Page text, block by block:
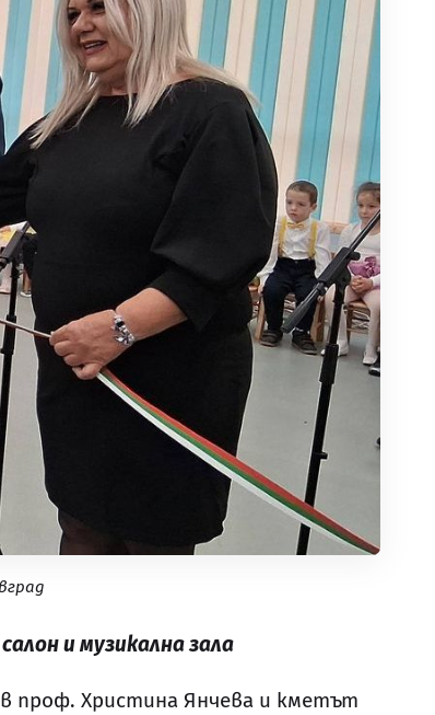
и музикална зала
проф. Христина Янчева и кметът